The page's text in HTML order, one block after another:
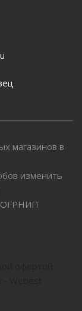
магазинов в
изменить
ОГРНИП